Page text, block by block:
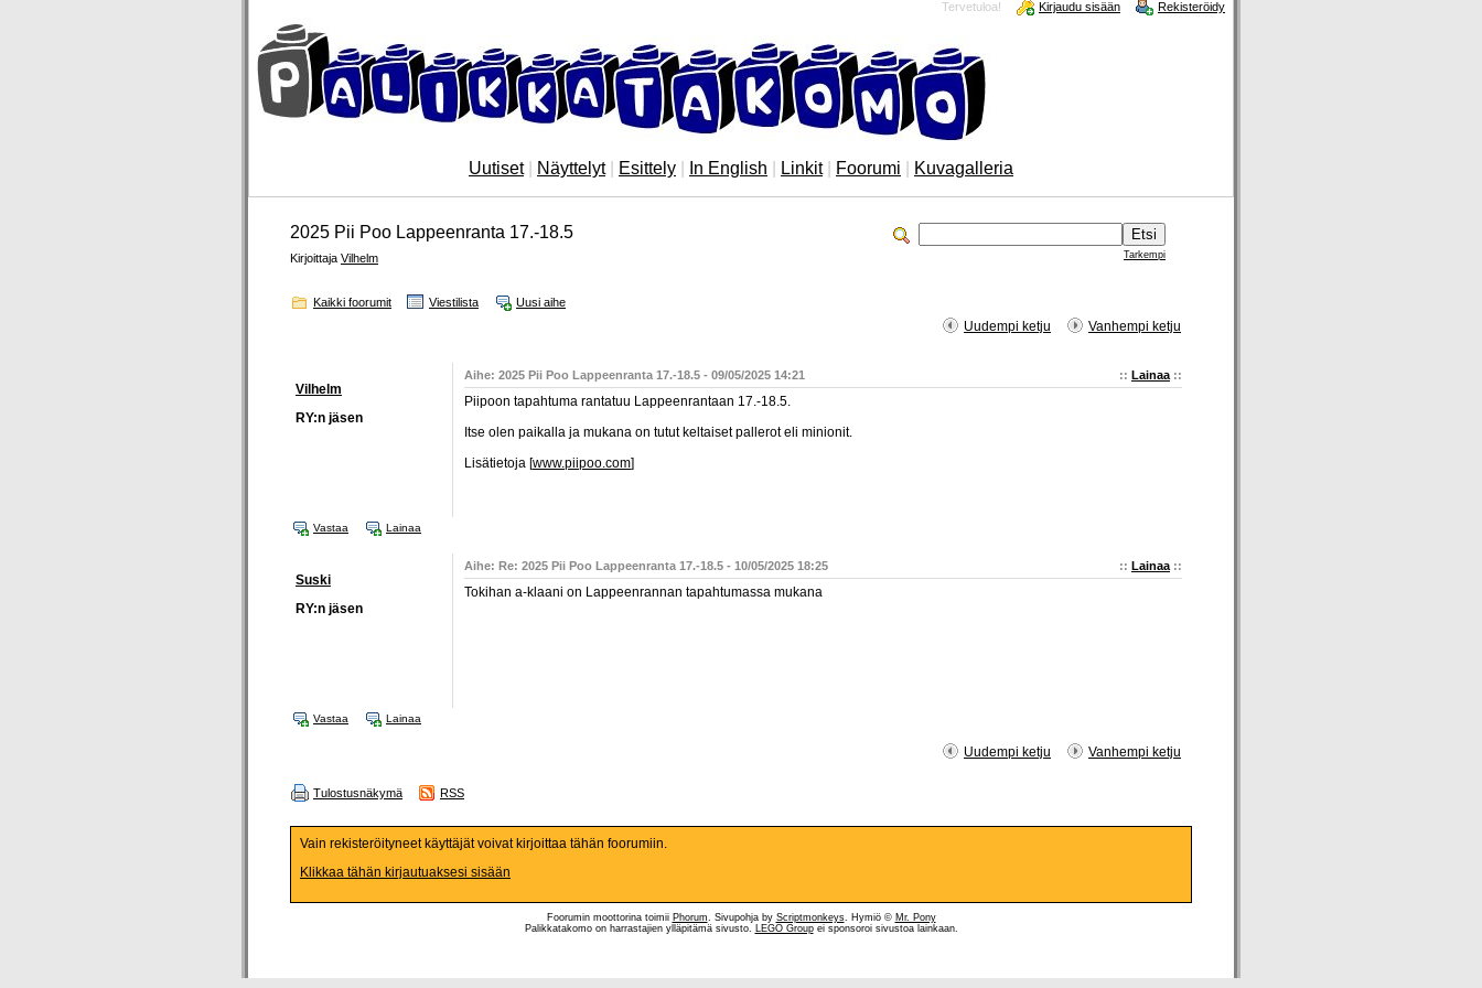
Tervetuloa! Kirjaudu sisään Rekisteröidy
Uutiset| Näyttelyt| Esittely In English Linkit| Foorumi Kuvagalleria
Tarkempi
2025 Pii Poo Lappeenranta 17.-18.5
Kirjoittaja Vilhelm
Kaikki foorumit Viestilista Uusi aihe
Uudempi ketju Vanhempi ketju
Vilhelm
RY:n jäsen
:: Lainaa ::
Aihe: 2025 Pii Poo Lappeenranta 17.-18.5 - 09/05/2025 14:21
Piipoon tapahtuma rantatuu Lappeenrantaan 17.-18.5.
Itse olen paikalla ja mukana on tutut keltaiset pallerot eli minionit.
Lisätietoja [www.piipoo.com]
Vastaa Lainaa
Suski
RY:n jäsen
:: Lainaa ::
Aihe: Re: 2025 Pii Poo Lappeenranta 17.-18.5 - 10/05/2025 18:25
Tokihan a-klaani on Lappeenrannan tapahtumassa mukana
Vastaa Lainaa
Uudempi ketju Vanhempi ketju
Tulostusnäkymä RSS
Vain rekisteröityneet käyttäjät voivat kirjoittaa tähän foorumiin.
Klikkaa tähän kirjautuaksesi sisään
Foorumin moottorina toimii Phorum. Sivupohja by Scriptmonkeys. Hymiö © Mr. Pony
Palikkatakomo on harrastajien ylläpitämä sivusto. LEGO Groupei sponsoroi sivustoa lainkaan.